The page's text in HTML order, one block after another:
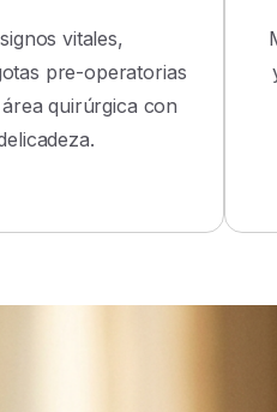
vitales,
pre-operatorias
quirúrgica con